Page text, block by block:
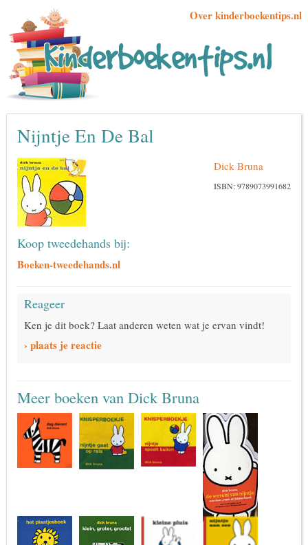
Over kinderboekentips.nl
Nijntje En De Bal
Dick Bruna
ISBN: 9789073991682
Koop tweedehands bij:
Boeken-tweedehands.nl
Reageer
Ken je dit boek? Laat anderen weten wat je ervan vindt!
› plaats je reactie
Meer boeken van Dick Bruna